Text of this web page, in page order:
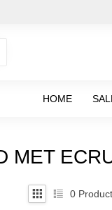
HOME
MET
0